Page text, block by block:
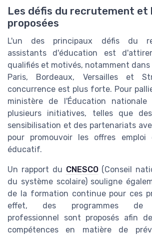
Les défis du recrutement et
proposées
L'un des principaux défis du
assistants d'éducation est
qualifiés et motivés, notamment dans
Paris, Bordeaux, Versailles et
concurrence est plus forte. Pour
ministère de l'Éducation
plusieurs initiatives, telles que
sensibilisation et des partenariats
pour promouvoir les offres emploi
éducatif.
Un rapport du CNESCO(Conseil
du système scolaire) souligne
de la formation continue pour ces
effet, des programmes de
professionnel sont proposés afin
compétences en matière de